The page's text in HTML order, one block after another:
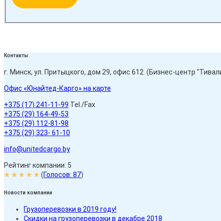
Контакты
г. Минск, ул. Притыцкого, дом 29, офис 612. (Бизнес-центр
Офис «Юнайтед-Карго» на карте
+375 (17) 241-11-99 Tel./Fax
+375 (29) 164-49-53
+375 (29) 112-81-98
+375 (29) 323- 61-10
info@unitedcargo.by
Рейтинг компании: 5
✭ ✭ ✭ ✭ ✭ (Голосов: 87)
Новости компании
Грузоперевозки в 2019 году!
Скидки на грузоперевозки в декабре 2018